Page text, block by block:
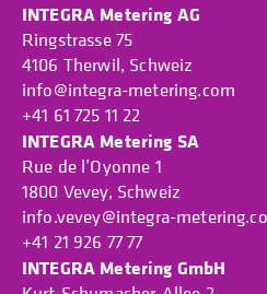
INTEGRA Metering AG
Ringstrasse 75
4106 Therwil, Schweiz
info@integra-metering.com
+41 61 725 11 22
INTEGRA Metering SA
Rue de l’Oyonne 1
1800 Vevey, Schweiz
info.vevey@integra-
+41 21 926 77 77
INTEGRA Metering GmbH